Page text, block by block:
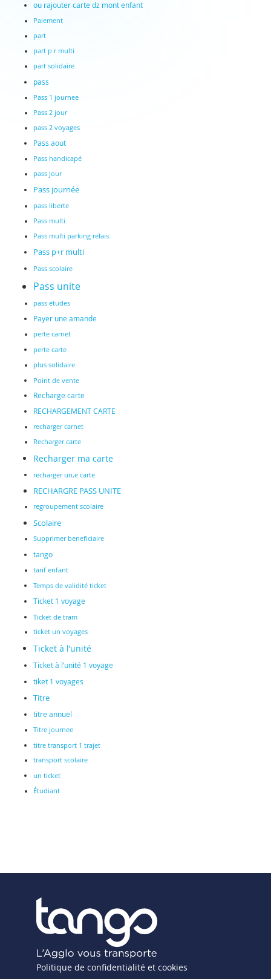
ou rajouter carte dz mont enfant
Paiement
part
part p r multi
part solidaire
pass
Pass 1 journee
Pass 2 jour
pass 2 voyages
Pass aout
Pass handicapé
pass jour
Pass journée
pass liberte
Pass multi
Pass multi parking relais.
Pass p+r multi
Pass scolaire
Pass unite
pass études
Payer une amande
perte carnet
perte carte
plus solidaire
Point de vente
Recharge carte
RECHARGEMENT CARTE
recharger carnet
Recharger carte
Recharger ma carte
recharger un,e carte
RECHARGRE PASS UNITE
regroupement scolaire
Scolaire
Supprimer beneficiaire
tango
tarif enfant
Temps de validité ticket
Ticket 1 voyage
Ticket de tram
ticket un voyages
Ticket à l’unité
Ticket à l’unité 1 voyage
tiket 1 voyages
Titre
titre annuel
Titre journee
titre transport 1 trajet
transport scolaire
un ticket
Étudiant
Politique de confidentialité et cookies